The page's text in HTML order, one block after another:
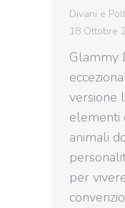
Divani e
18 Ottobre
Glammy
versione
elementi
animali
per